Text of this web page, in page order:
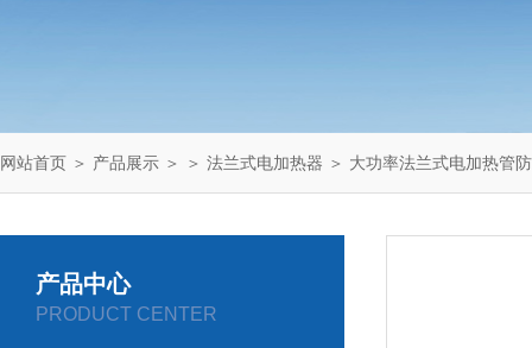
网站首页 ＞ 产品展示 ＞ ＞ 法兰式电加热器 ＞ 大功率法兰式电加热管
产品中心
PRODUCT CENTER